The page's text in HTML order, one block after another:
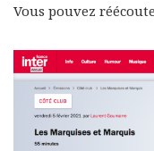
Vous pouvez